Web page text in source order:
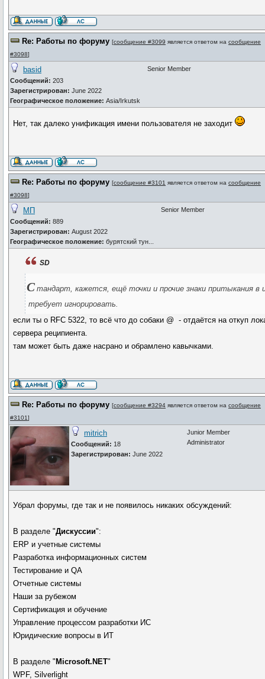
Re: Работы по форуму [сообщение #3099 является ответом на сообщение
#3098]
basid
Сообщений: 203
Зарегистрирован: June 2022
Географическое положение: Asia/Irkutsk
Senior Member
Нет, так далеко унификация имени пользователя не заходит
Re: Работы по форуму [сообщение #3101 является ответом на сообщение
#3098]
МП
Сообщений: 889
Зарегистрирован: August 2022
Географическое положение: бурятский тун...
Senior Member
SD
С тандарт, кажется, ещё точки и прочие знаки притыкания в
требует игнорировать.
если ты о RFC 5322, то всё что до собаки @ - отдаётся на откуп
сервера реципиента.
там может быть даже насрано и обрамлено кавычками.
Re: Работы по форуму [сообщение #3294 является ответом на сообщение
#3101]
mitrich
Сообщений: 18
Зарегистрирован: June 2022
Junior Member
Administrator
Убрал форумы, где так и не появилось никаких обсуждений:
В разделе "Дискуссии":
ERP и учетные системы
Разработка информационных систем
Тестирование и QA
Отчетные системы
Наши за рубежом
Сертификация и обучение
Управление процессом разработки ИС
Юридические вопросы в ИТ
В разделе " Microsoft.NET"
WPF, Silverlight